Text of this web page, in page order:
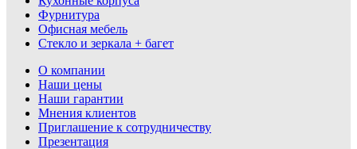
Фурнитура
Офисная мебель
Стекло и зеркала + багет
О компании
Наши цены
Наши гарантии
Мнения клиентов
Приглашение к сотрудничеству
Презентация